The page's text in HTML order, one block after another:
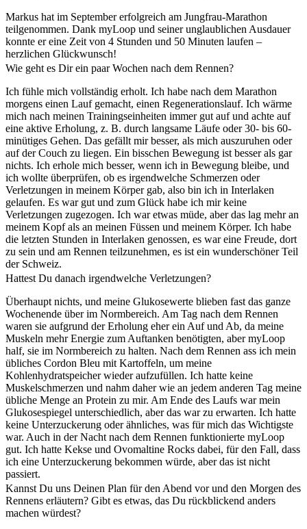
Markus hat im September erfolgreich am Jungfrau-Marathon
teilgenommen. Dank myLoop und seiner unglaublichen Ausdauer
konnte er eine Zeit von 4 Stunden und 50 Minuten laufen –
herzlichen Glückwunsch!
Wie geht es Dir ein paar Wochen nach dem Rennen?
Ich fühle mich vollständig erholt. Ich habe nach dem Marathon
morgens einen Lauf gemacht, einen Regenerationslauf. Ich wärme
mich nach meinen Trainingseinheiten immer gut auf und achte auf
eine aktive Erholung, z. B. durch langsame Läufe oder 30- bis 60-
minütiges Gehen. Das gefällt mir besser, als mich auszuruhen oder
auf der Couch zu liegen. Ein bisschen Bewegung ist besser als gar
nichts. Ich erhole mich besser, wenn ich in Bewegung bleibe, und
ich wollte überprüfen, ob es irgendwelche Schmerzen oder
Verletzungen in meinem Körper gab, also bin ich in Interlaken
gelaufen. Es war gut und zum Glück habe ich mir keine
Verletzungen zugezogen. Ich war etwas müde, aber das lag mehr an
meinem Kopf als an meinen Füssen und meinem Körper. Ich habe
die letzten Stunden in Interlaken genossen, es war eine Freude, dort
zu sein und am Rennen teilzunehmen, es ist ein wunderschöner Teil
der Schweiz.
Hattest Du danach irgendwelche Verletzungen?
Überhaupt nichts, und meine Glukosewerte blieben fast das ganze
Wochenende über im Normbereich. Am Tag nach dem Rennen
waren sie aufgrund der Erholung eher ein Auf und Ab, da meine
Muskeln mehr Energie zum Auftanken benötigten, aber myLoop
half, sie im Normbereich zu halten. Nach dem Rennen ass ich mein
übliches Cordon Bleu mit Kartoffeln, um meine
Kohlenhydratspeicher wieder aufzufüllen. Ich hatte keine
Muskelschmerzen und nahm daher wie an jedem anderen Tag meine
übliche Menge an Protein zu mir. Am Ende des Laufs war mein
Glukosespiegel unterschiedlich, aber das war zu erwarten. Ich hatte
keine Unterzuckerung oder ähnliches, was für mich das Wichtigste
war. Auch in der Nacht nach dem Rennen funktionierte myLoop
gut. Ich hatte Kekse und Ovomaltine Rocks dabei, für den Fall, dass
ich eine Unterzuckerung bekommen würde, aber das ist nicht
passiert.
Kannst Du uns Deinen Plan für den Abend vor und den Morgen des
Rennens erläutern? Gibt es etwas, das Du rückblickend anders
machen würdest?